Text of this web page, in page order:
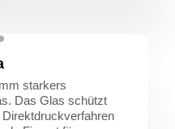
starkers
Das Glas schützt